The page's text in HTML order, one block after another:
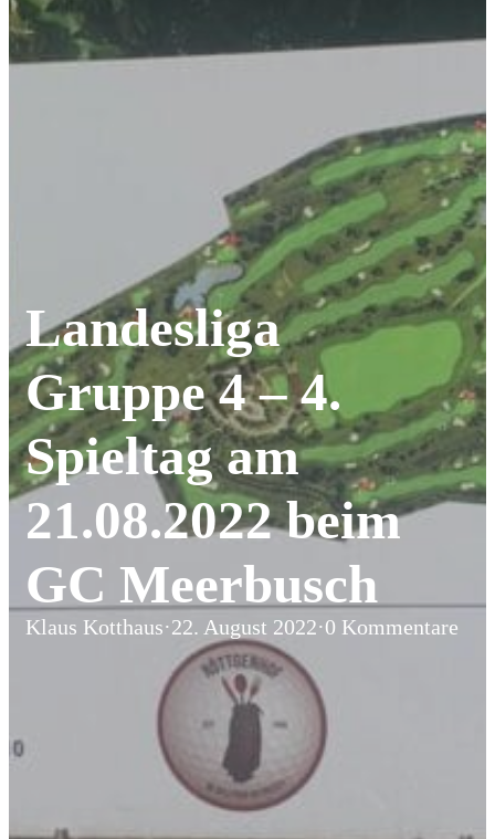
Landesliga
Gruppe 4 – 4.
Spieltag am
21.08.2022 beim
GC Meerbusch
Klaus Kotthaus·22. August 2022·0 Kommentare